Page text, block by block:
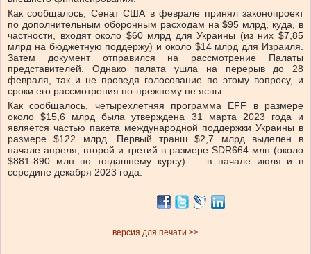
Как сообщалось, Сенат США в феврале принял законопроект
по дополнительным оборонным расходам на $95 млрд, куда, в
частности, входят около $60 млрд для Украины (из них $7,85
млрд на бюджетную поддержу) и около $14 млрд для Израиля.
Затем документ отправился на рассмотрение Палаты
представителей. Однако палата ушла на перерыв до 28
февраля, так и не проведя голосование по этому вопросу, и
сроки его рассмотрения по-прежнему не ясны.
Как сообщалось, четырехлетняя программа EFF в размере
около $15,6 млрд была утверждена 31 марта 2023 года и
является частью пакета международной поддержки Украины в
размере $122 млрд. Первый транш $2,7 млрд выделен в
начале апреля, второй и третий в размере SDR664 млн (около
$881-890 млн по тогдашнему курсу) — в начале июля и в
середине декабря 2023 года.
версия для печати >>